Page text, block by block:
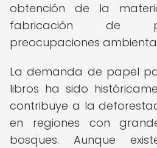
obtención de la
fabricación de
preocupaciones
La demanda de papel
libros ha sido
contribuye a la
en regiones con
bosques. Aunque